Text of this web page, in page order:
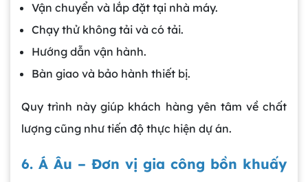
Vận chuyển và lắp đặt tại nhà máy.
Chạy thử không tải và có tải.
Hướng dẫn vận hành.
Bàn giao và bảo hành thiết bị.
Quy trình này giúp khách hàng yên tâm về chất
lượng cũng như tiến độ thực hiện dự án.
6. Á Âu – Đơn vị gia công bồn khuấy